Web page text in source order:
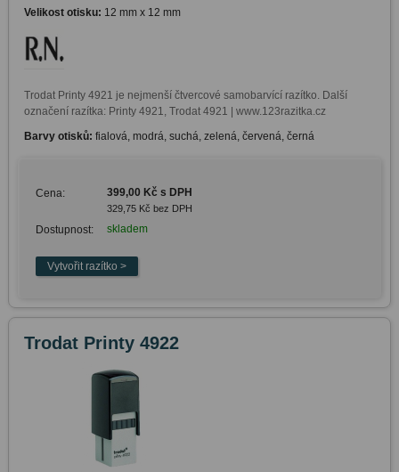
Velikost otisku: 12 mm x 12 mm
Trodat Printy 4921 je nejmenší čtvercové samobarvící razítko. Další
označení razítka: Printy 4921, Trodat 4921 | www.123razitka.cz
Barvy otisků: fialová, modrá, suchá, zelená, červená, černá
Cena: 399,00 Kč s DPH
329,75 Kč bez DPH
Dostupnost: skladem
Trodat Printy 4922